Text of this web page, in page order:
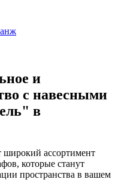
и
с навесными
в
широкий ассортимент
которые станут
пространства в вашем